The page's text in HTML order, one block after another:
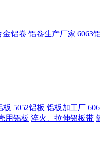
金铝卷 铝卷生产厂家 6063
板 5052铝板 铝板加工厂
用铝板 淬火、拉伸铝板带